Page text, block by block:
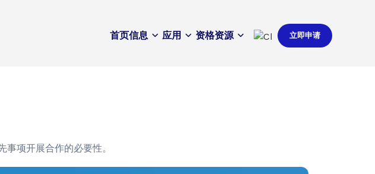
首页信息 应用 资格资源 立即申请
项开展合作的必要性。